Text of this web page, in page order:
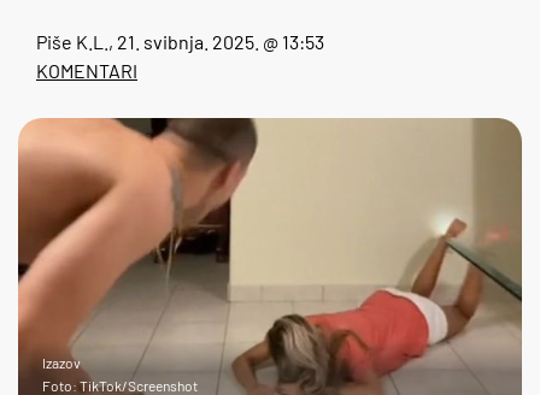
Piše K.L. , 21. svibnja. 2025. @ 13:53
KOMENTARI
Izazov
Foto: TikTok/Screenshot